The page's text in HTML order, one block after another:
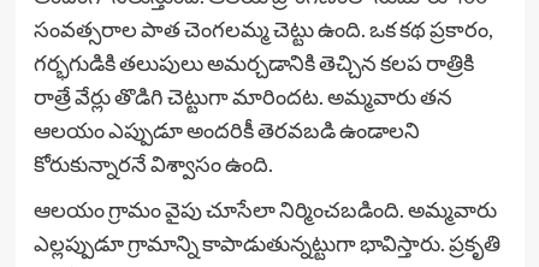
సంవత్సరాల పాత చెంగలమ్మ చెట్టు ఉంది. ఒక కథ ప్రకారం,
గర్భగుడికి తలుపులు అమర్చడానికి తెచ్చిన కలప రాత్రికి
రాత్రే వేర్లు తొడిగి చెట్టుగా మారిందట. అమ్మవారు తన
ఆలయం ఎప్పుడూ అందరికీ తెరవబడి ఉండాలని
కోరుకున్నారనే విశ్వాసం ఉంది.
ఆలయం గ్రామం వైపు చూసేలా నిర్మించబడింది. అమ్మవారు
ఎల్లప్పుడూ గ్రామాన్ని కాపాడుతున్నట్టుగా భావిస్తారు. ప్రకృతి